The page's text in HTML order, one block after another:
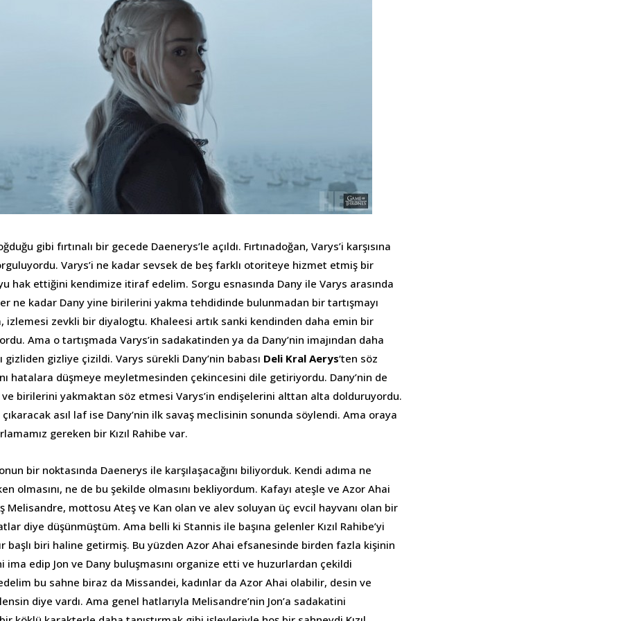
gibi fırtınalı bir gecede Daenerys’le açıldı. Fırtınadoğan, Varys’i karşısına
Varys’i ne kadar sevsek de beş farklı otoriteye hizmet etmiş bir
hak ettiğini kendimize itiraf edelim. Sorgu esnasında Dany ile Varys arasında
ne kadar Dany yine birilerini yakma tehdidinde bulunmadan bir tartışmayı
izlemesi zevkli bir diyalogtu. Khaleesi artık sanki kendinden daha emin bir
Ama o tartışmada Varys’in sadakatinden ya da Dany’nin imajından daha
gizliden gizliye çizildi. Varys sürekli Dany’nin babası Deli Kral Aerys‘ten söz
hatalara düşmeye meyletmesinden çekincesini dile getiriyordu. Dany’nin de
birilerini yakmaktan söz etmesi Varys’in endişelerini alttan alta dolduruyordu.
asıl laf ise Dany’nin ilk savaş meclisinin sonunda söylendi. Ama oraya
gereken bir Kızıl Rahibe var.
bir noktasında Daenerys ile karşılaşacağını biliyorduk. Kendi adıma ne
olmasını, ne de bu şekilde olmasını bekliyordum. Kafayı ateşle ve Azor Ahai
Melisandre, mottosu Ateş ve Kan olan ve alev soluyan üç evcil hayvanı olan bir
diye düşünmüştüm. Ama belli ki Stannis ile başına gelenler Kızıl Rahibe’yi
başlı biri haline getirmiş. Bu yüzden Azor Ahai efsanesinde birden fazla kişinin
ima edip Jon ve Dany buluşmasını organize etti ve huzurlardan çekildi
bu sahne biraz da Missandei, kadınlar da Azor Ahai olabilir, desin ve
diye vardı. Ama genel hatlarıyla Melisandre’nin Jon’a sadakatini